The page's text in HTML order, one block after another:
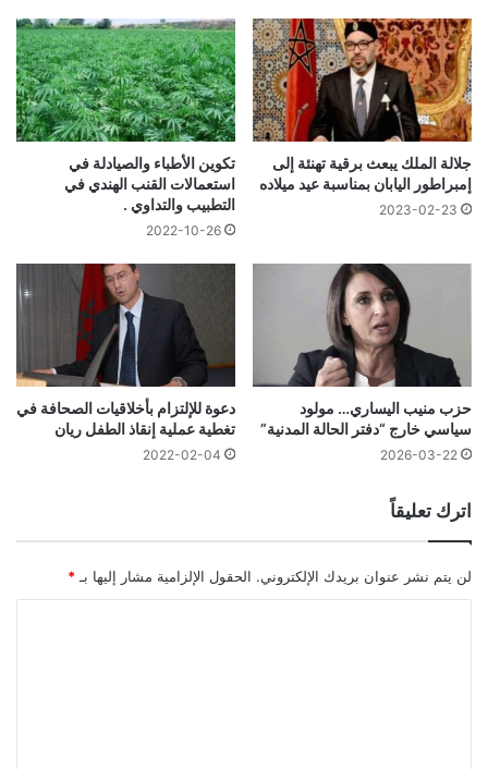
جلالة الملك يبعث برقية تهنئة إلى
إمبراطور اليابان بمناسبة عيد ميلاده
2023-02-23
تكوين الأطباء والصيادلة في
استعمالات القنب الهندي في
التطبيب والتداوي .
2022-10-26
حزب منيب اليساري… مولود
سياسي خارج “دفتر الحالة المدنية”
2026-03-22
دعوة للإلتزام بأخلاقيات الصحافة في
تغطية عملية إنقاذ الطفل ريان
2022-02-04
اترك تعليقاً
لن يتم نشر عنوان بريدك الإلكتروني. الحقول الإلزامية مشار إليها بـ *